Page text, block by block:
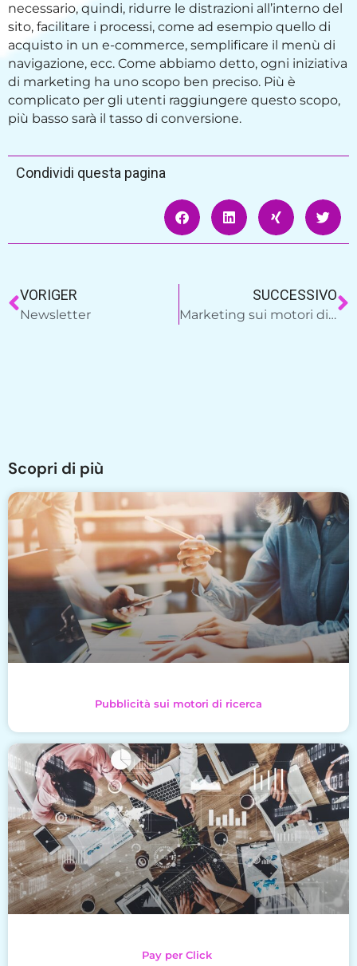
necessario, quindi, ridurre le distrazioni all’interno del
sito, facilitare i processi, come ad esempio quello di
acquisto in un e-commerce, semplificare il menù di
navigazione, ecc. Come abbiamo detto, ogni iniziativa
di marketing ha uno scopo ben preciso. Più è
complicato per gli utenti raggiungere questo scopo,
più basso sarà il tasso di conversione.
Condividi questa pagina
VORIGER
Newsletter
SUCCESSIVO
Marketing sui motori di ricerca
Scopri di più
Pubblicità sui motori di ricerca
Pay per Click